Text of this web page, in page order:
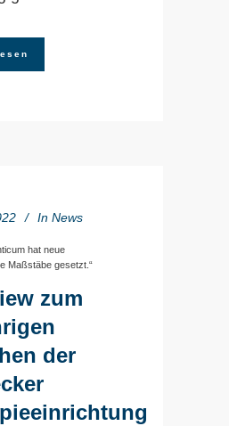
In News
hat neue
Maßstäbe gesetzt.“
zum
der